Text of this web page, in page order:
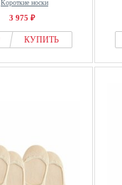
Короткие носки
3 975 ₽
КУПИТЬ